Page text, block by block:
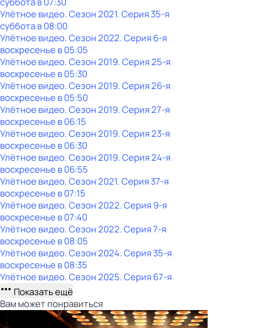
Улётное видео. Сезон 2021. Серия 35-я
субботав08:00
Улётное видео. Сезон 2022. Серия 6-я
воскресенье в05:05
Улётное видео. Сезон 2019. Серия 25-я
воскресенье в05:30
Улётное видео. Сезон 2019. Серия 26-я
воскресенье в05:50
Улётное видео. Сезон 2019. Серия 27-я
воскресенье в06:15
Улётное видео. Сезон 2019. Серия 23-я
воскресенье в06:30
Улётное видео. Сезон 2019. Серия 24-я
воскресенье в06:55
Улётное видео. Сезон 2021. Серия 37-я
воскресенье в07:15
Улётное видео. Сезон 2022. Серия 9-я
воскресенье в07:40
Улётное видео. Сезон 2022. Серия 7-я
воскресенье в08:05
Улётное видео. Сезон 2024. Серия 35-я
воскресенье в08:35
Улётное видео. Сезон 2025. Серия 67-я
Показать ещё
Вам может понравиться